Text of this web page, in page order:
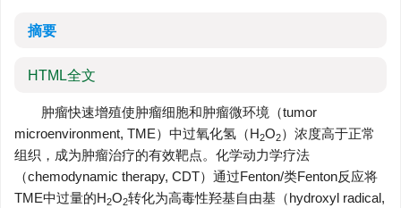
摘要
HTML全文
肿瘤快速增殖使肿瘤细胞和肿瘤微环境（tumor
microenvironment, TME）中过氧化氢（H2O2）浓度高于正常
组织，成为肿瘤治疗的有效靶点。化学动力学疗法
（chemodynamic therapy, CDT）通过Fenton/类Fenton反应将
TME中过量的H2O2转化为高毒性羟基自由基（hydroxyl radical,